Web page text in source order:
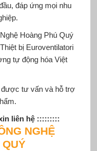
đáp ứng mọi nhu
Hoàng Phú Quý
bị Euroventilatori
tự động hóa Việt
được tư vấn và hỗ trợ
liên hệ :::::::::
NGHỆ
QUÝ